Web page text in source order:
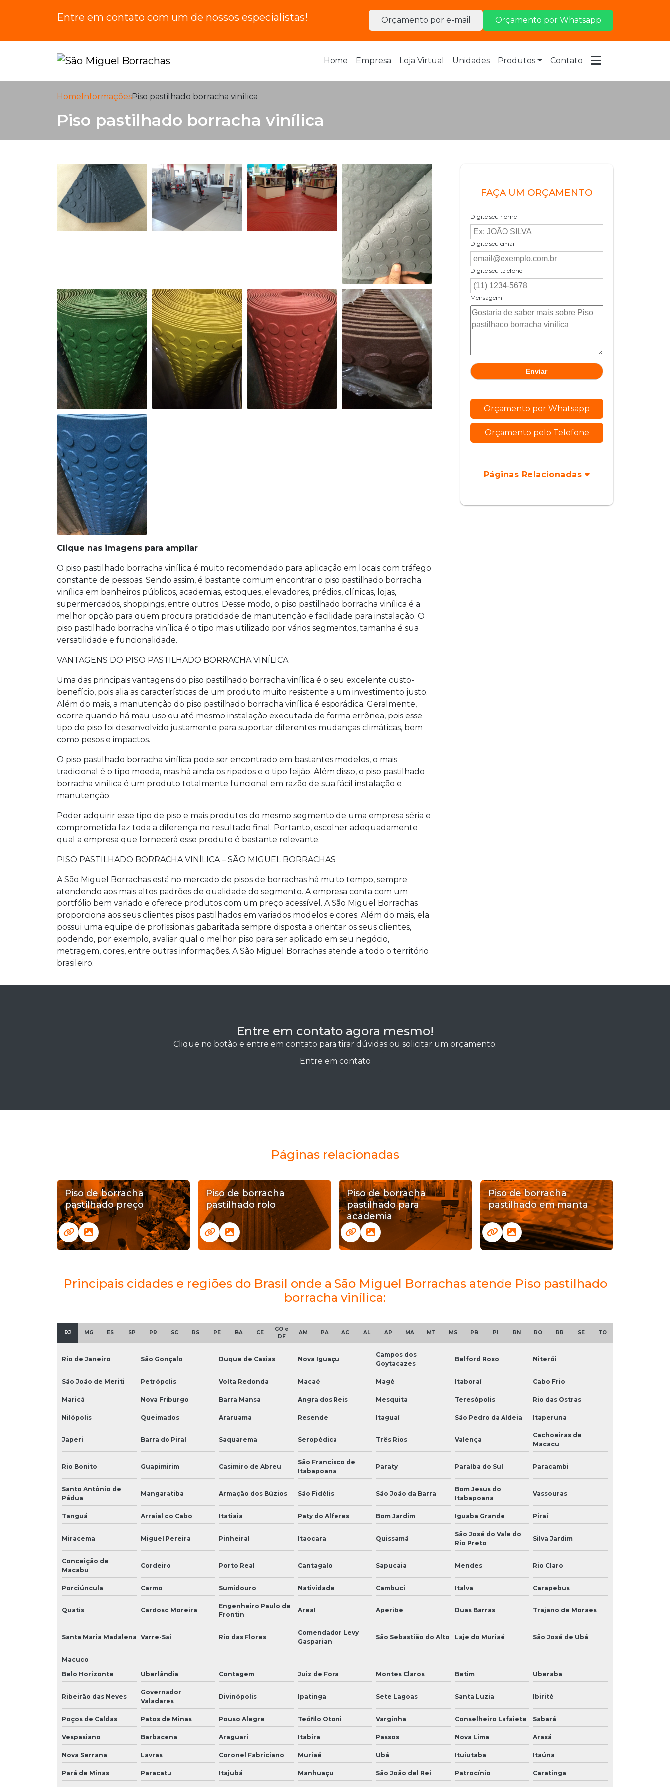
Entre em contato com um de nossos especialistas! Orçamento por e-mail Orçamento por Whatsapp
Home Empresa Loja Virtual Unidades Produtos Contato
Home InformaçõesPiso pastilhado borracha vinílica
Piso pastilhado borracha vinílica
Clique nas imagens para ampliar
O piso pastilhado borracha vinílica é muito recomendado para aplicação em locais com tráfego
constante de pessoas. Sendo assim, é bastante comum encontrar o piso pastilhado borracha
vinílica em banheiros públicos, academias, estoques, elevadores, prédios, clínicas, lojas,
supermercados, shoppings, entre outros. Desse modo, o piso pastilhado borracha vinílica é a
melhor opção para quem procura praticidade de manutenção e facilidade para instalação. O
piso pastilhado borracha vinílica é o tipo mais utilizado por vários segmentos, tamanha é sua
versatilidade e funcionalidade.
VANTAGENS DO PISO PASTILHADO BORRACHA VINÍLICA
Uma das principais vantagens do piso pastilhado borracha vinílica é o seu excelente custo-
benefício, pois alia as características de um produto muito resistente a um investimento justo.
Além do mais, a manutenção do piso pastilhado borracha vinílica é esporádica. Geralmente,
ocorre quando há mau uso ou até mesmo instalação executada de forma errônea, pois esse
tipo de piso foi desenvolvido justamente para suportar diferentes mudanças climáticas, bem
como pesos e impactos.
O piso pastilhado borracha vinílica pode ser encontrado em bastantes modelos, o mais
tradicional é o tipo moeda, mas há ainda os ripados e o tipo feijão. Além disso, o piso pastilhado
borracha vinílica é um produto totalmente funcional em razão de sua fácil instalação e
manutenção.
Poder adquirir esse tipo de piso e mais produtos do mesmo segmento de uma empresa séria e
comprometida faz toda a diferença no resultado final. Portanto, escolher adequadamente
qual a empresa que fornecerá esse produto é bastante relevante.
PISO PASTILHADO BORRACHA VINÍLICA – SÃO MIGUEL BORRACHAS
A São Miguel Borrachas está no mercado de pisos de borrachas há muito tempo, sempre
atendendo aos mais altos padrões de qualidade do segmento. A empresa conta com um
portfólio bem variado e oferece produtos com um preço acessível. A São Miguel Borrachas
proporciona aos seus clientes pisos pastilhados em variados modelos e cores. Além do mais, ela
possui uma equipe de profissionais gabaritada sempre disposta a orientar os seus clientes,
podendo, por exemplo, avaliar qual o melhor piso para ser aplicado em seu negócio,
metragem, cores, entre outras informações. A São Miguel Borrachas atende a todo o território
brasileiro.
FAÇA UM ORÇAMENTO
Digite seu nome
Digite seu email
Digite seu telefone
Mensagem
Orçamento por Whatsapp
Orçamento pelo Telefone
Páginas Relacionadas
Entre em contato agora mesmo!
Clique no botão e entre em contato para tirar dúvidas ou solicitar um orçamento.
Entre em contato
Páginas relacionadas
Piso de borracha
pastilhado preço
Piso de borracha
pastilhado rolo
Piso de borracha
pastilhado para
academia
Piso de borracha
pastilhado em manta
Principais cidades e regiões do Brasil onde a São Miguel Borrachas atende Piso pastilhado
borracha vinílica:
RJ MG ES SP PR SC RS PE BA CE
GO e
DF
AM PA AC AL AP MA MT MS PB PI RN RO RR SE TO
Rio de Janeiro São Gonçalo Duque de Caxias Nova Iguaçu
Campos dos
Goytacazes
Belford Roxo Niterói
São João de Meriti Petrópolis Volta Redonda Macaé Magé Itaboraí Cabo Frio
Maricá Nova Friburgo Barra Mansa Angra dos Reis Mesquita Teresópolis Rio das Ostras
Nilópolis Queimados Araruama Resende Itaguaí São Pedro da Aldeia Itaperuna
Japeri Barra do Piraí Saquarema Seropédica Três Rios Valença
Cachoeiras de
Macacu
Rio Bonito Guapimirim Casimiro de Abreu
São Francisco de
Itabapoana
Paraty Paraíba do Sul Paracambi
Santo Antônio de
Pádua
Mangaratiba Armação dos Búzios São Fidélis São João da Barra
Bom Jesus do
Itabapoana
Vassouras
Tanguá Arraial do Cabo Itatiaia Paty do Alferes Bom Jardim Iguaba Grande Piraí
Miracema Miguel Pereira Pinheiral Itaocara Quissamã
São José do Vale do
Rio Preto
Silva Jardim
Conceição de
Macabu
Cordeiro Porto Real Cantagalo Sapucaia Mendes Rio Claro
Porciúncula Carmo Sumidouro Natividade Cambuci Italva Carapebus
Quatis Cardoso Moreira
Engenheiro Paulo de
Frontin
Areal Aperibé Duas Barras Trajano de Moraes
Santa Maria Madalena Varre-Sai Rio das Flores
Comendador Levy
Gasparian
São Sebastião do Alto Laje do Muriaé São José de Ubá
Macuco
Belo Horizonte
Uberlândia Contagem Juiz de Fora Montes Claros Betim Uberaba
Ribeirão das Neves
Governador
Valadares
Divinópolis Ipatinga Sete Lagoas Santa Luzia Ibirité
Poços de Caldas Patos de Minas Pouso Alegre Teófilo Otoni Varginha Conselheiro Lafaiete Sabará
Vespasiano Barbacena Araguari Itabira Passos Nova Lima Araxá
Nova Serrana Lavras Coronel Fabriciano Muriaé Ubá Ituiutaba Itaúna
Pará de Minas Paracatu Itajubá Manhuaçu São João del Rei Patrocínio Caratinga